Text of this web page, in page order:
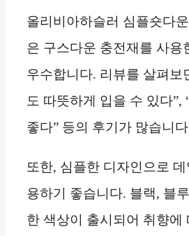
올리비아하슬러 심플숏다
은 구스다운 충전재를 사용
우수합니다. 리뷰를 살펴보
도 따뜻하게 입을 수 있다”,
좋다” 등의 후기가 많습니
또한, 심플한 디자인으로
용하기 좋습니다. 블랙, 블
한 색상이 출시되어 취향에